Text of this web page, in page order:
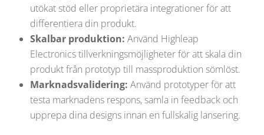
utökat stöd eller proprietära integrationer för att
differentiera din produkt.
Skalbar produktion: Använd Highleap
Electronics tillverkningsmöjligheter för att skala din
produkt från prototyp till massproduktion sömlöst.
Marknadsvalidering: Använd prototyper för att
testa marknadens respons, samla in feedback och
upprepa dina designs innan en fullskalig lansering.